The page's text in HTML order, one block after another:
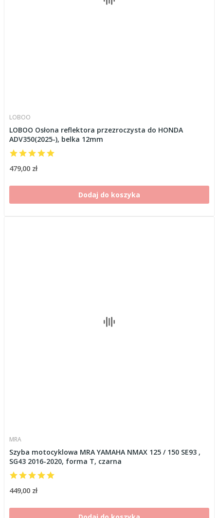
LOBOO
LOBOO Osłona reflektora przezroczysta do HONDA
ADV350(2025-), belka 12mm
479,00 zł
Dodaj do koszyka
MRA
Szyba motocyklowa MRA YAMAHA NMAX 125 / 150 SE93 ,
SG43 2016-2020, forma T, czarna
449,00 zł